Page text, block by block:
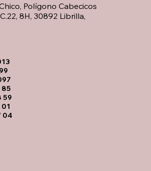
85
59
04
Polígono Cabecicos
8H, 30892 Librilla,